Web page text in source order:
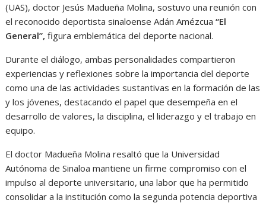
(UAS), doctor Jesús Madueña Molina, sostuvo una reunión con
el reconocido deportista sinaloense Adán Amézcua“El
General”, figura emblemática del deporte nacional.
Durante el diálogo, ambas personalidades compartieron
experiencias y reflexiones sobre la importancia del deporte
como una de las actividades sustantivas en la formación de las
y los jóvenes, destacando el papel que desempeña en el
desarrollo de valores, la disciplina, el liderazgo y el trabajo en
equipo.
El doctor Madueña Molina resaltó que la Universidad
Autónoma de Sinaloa mantiene un firme compromiso con el
impulso al deporte universitario, una labor que ha permitido
consolidar a la institución como la segunda potencia deportiva